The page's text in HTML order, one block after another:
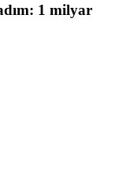
1 milyar